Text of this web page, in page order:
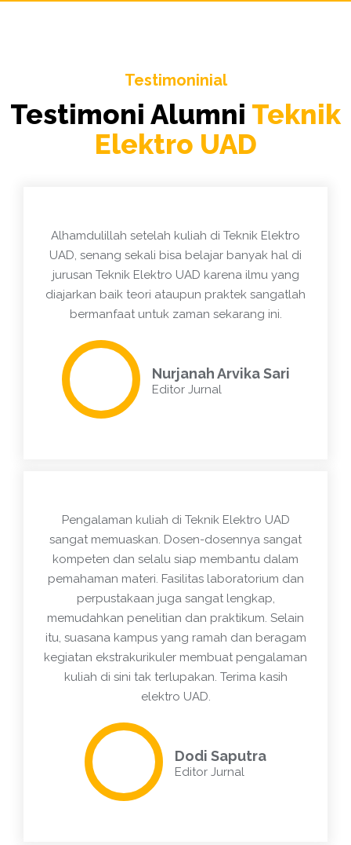
Testimoninial
Testimoni Alumni Teknik
Elektro UAD
Alhamdulillah setelah kuliah di Teknik Elektro
UAD, senang sekali bisa belajar banyak hal di
jurusan Teknik Elektro UAD karena ilmu yang
diajarkan baik teori ataupun praktek sangatlah
bermanfaat untuk zaman sekarang ini.
Nurjanah Arvika Sari
Editor Jurnal
Pengalaman kuliah di Teknik Elektro UAD
sangat memuaskan. Dosen-dosennya sangat
kompeten dan selalu siap membantu dalam
pemahaman materi. Fasilitas laboratorium dan
perpustakaan juga sangat lengkap,
memudahkan penelitian dan praktikum. Selain
itu, suasana kampus yang ramah dan beragam
kegiatan ekstrakurikuler membuat pengalaman
kuliah di sini tak terlupakan. Terima kasih
elektro UAD.
Dodi Saputra
Editor Jurnal